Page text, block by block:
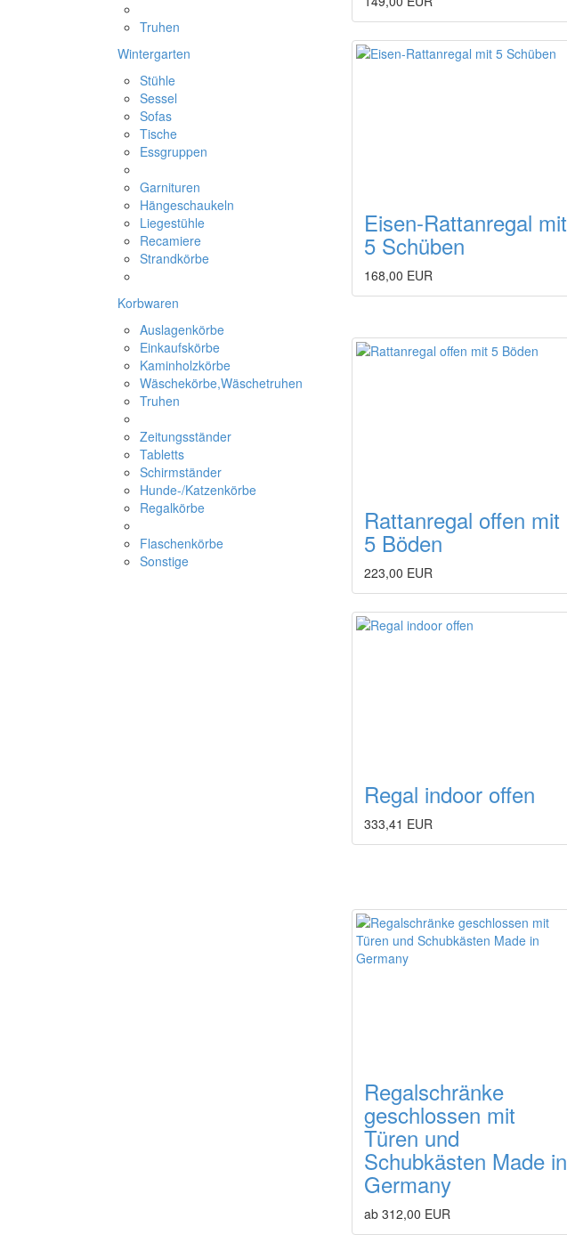
Truhen
Wintergarten
Stühle
Sessel
Sofas
Tische
Essgruppen
Garnituren
Hängeschaukeln
Liegestühle
Recamiere
Strandkörbe
Korbwaren
Auslagenkörbe
Einkaufskörbe
Kaminholzkörbe
Wäschekörbe,Wäschetruhen
Truhen
Zeitungsständer
Tabletts
Schirmständer
Hunde-/Katzenkörbe
Regalkörbe
Flaschenkörbe
Sonstige
Eisen-Rattanregal mit
5 Schüben
168,00 EUR
Rattanregal offen mit
5 Böden
223,00 EUR
Regal indoor offen
333,41 EUR
Regalschränke
geschlossen mit
Türen und
Schubkästen Made in
Germany
ab 312,00 EUR